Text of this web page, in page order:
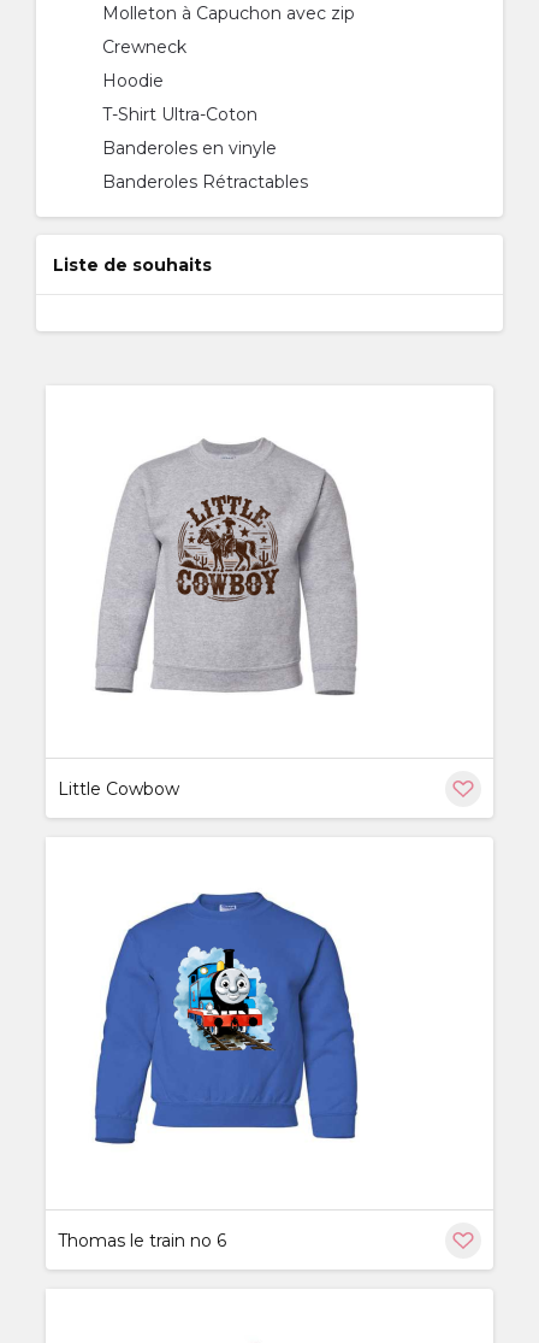
Molleton à Capuchon avec zip
Crewneck
Hoodie
T-Shirt Ultra-Coton
Banderoles en vinyle
Banderoles Rétractables
Liste de souhaits
Little Cowbow
Thomas le train no 6